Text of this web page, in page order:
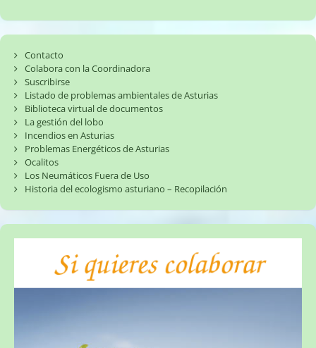
Contacto
Colabora con la Coordinadora
Suscribirse
Listado de problemas ambientales de Asturias
Biblioteca virtual de documentos
La gestión del lobo
Incendios en Asturias
Problemas Energéticos de Asturias
Ocalitos
Los Neumáticos Fuera de Uso
Historia del ecologismo asturiano – Recopilación